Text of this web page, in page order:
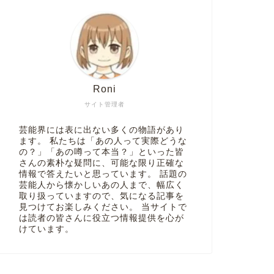
サイト管理者
Roni
芸能界には表に出ない多くの物語があり
ます。 私たちは「あの人って実際どうな
の？」「あの噂って本当？」といった皆
さんの素朴な疑問に、可能な限り正確な
情報で答えたいと思っています。 話題の
芸能人から懐かしいあの人まで、幅広く
取り扱っていますので、気になる記事を
見つけてお楽しみください。 当サイトで
は読者の皆さんに役立つ情報提供を心が
けています。